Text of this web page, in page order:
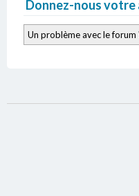
Donnez-nous votre
Un problème avec le